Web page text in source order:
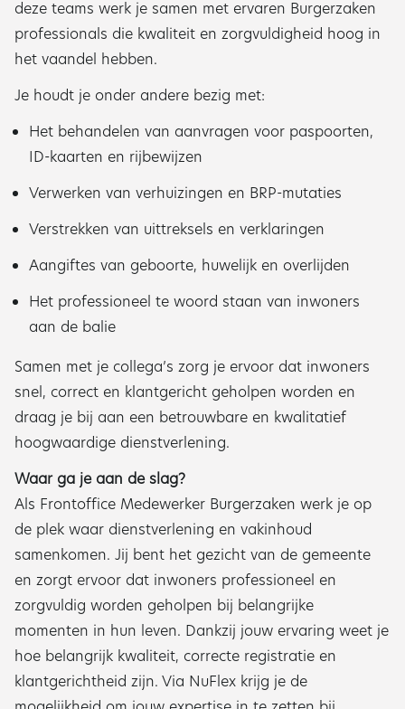
deze teams werk je samen met ervaren Burgerzaken
professionals die kwaliteit en zorgvuldigheid hoog in
het vaandel hebben.
Je houdt je onder andere bezig met:
Het behandelen van aanvragen voor paspoorten,
ID-kaarten en rijbewijzen
Verwerken van verhuizingen en BRP-mutaties
Verstrekken van uittreksels en verklaringen
Aangiftes van geboorte, huwelijk en overlijden
Het professioneel te woord staan van inwoners
aan de balie
Samen met je collega’s zorg je ervoor dat inwoners
snel, correct en klantgericht geholpen worden en
draag je bij aan een betrouwbare en kwalitatief
hoogwaardige dienstverlening.
Waar ga je aan de slag?
Als Frontoffice Medewerker Burgerzaken werk je op
de plek waar dienstverlening en vakinhoud
samenkomen. Jij bent het gezicht van de gemeente
en zorgt ervoor dat inwoners professioneel en
zorgvuldig worden geholpen bij belangrijke
momenten in hun leven. Dankzij jouw ervaring weet je
hoe belangrijk kwaliteit, correcte registratie en
klantgerichtheid zijn. Via NuFlex krijg je de